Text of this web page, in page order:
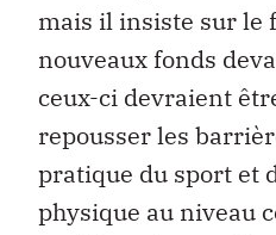
mais il insiste sur le
nouveaux fonds
ceux-ci devraient
repousser les
pratique du sport et
physique au niveau